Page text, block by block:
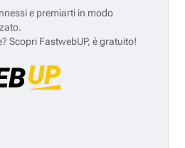
e premiarti in modo
Scopri FastwebUP, è gratuito!